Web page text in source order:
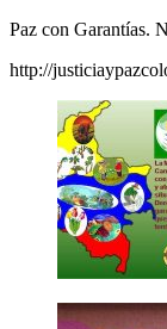
Paz con Garantías.
http://